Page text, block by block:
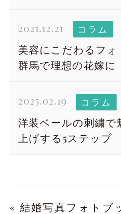
2021.12.21 コラム
美容にこだわるフ
群馬で理想の花嫁に
2025.02.19 コラム
洋装ベールの刺繍
上げする5ステップ
« 結婚写真フォトブ